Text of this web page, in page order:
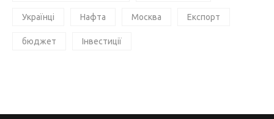
Українці Нафта Москва Експорт
бюджет Інвестиції